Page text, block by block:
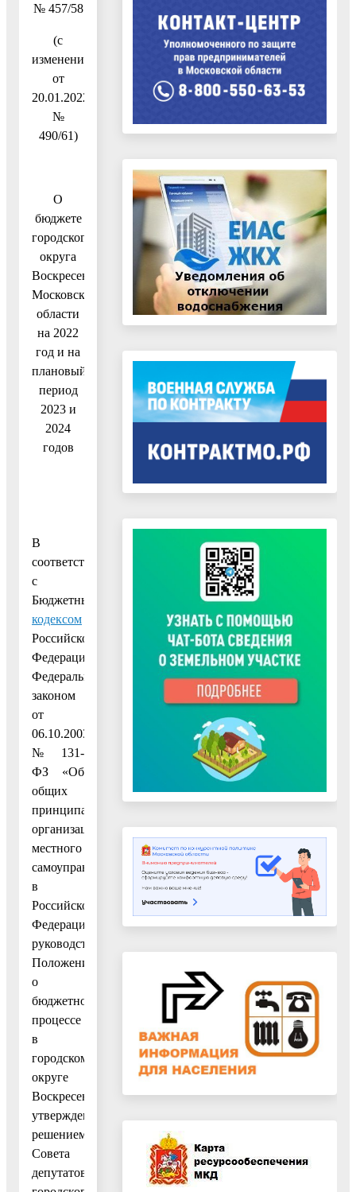
№ 457/58
(с
изменениями
от
20.01.2022
№
490/61)
О
бюджете
городского
округа
Воскресенск
Московской
области
на 2022
год и на
плановый
период
2023 и
2024
годов
В
соответствии
с
Бюджетным
кодексом
Российской
Федерации,
Федеральным
законом
от
06.10.2003
№ 131-
ФЗ «Об
общих
принципах
организации
местного
самоуправления
в
Российской
Федерации»,
руководствуясь
Положением
о
бюджетном
процессе
в
городском
округе
Воскресенск,
утвержденным
решением
Совета
депутатов